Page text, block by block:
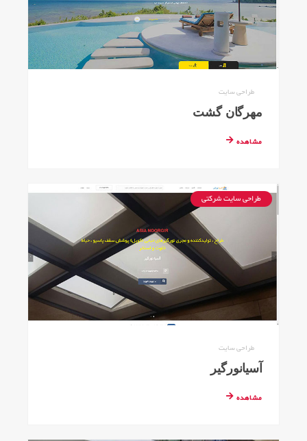
طراحی سایت
مهرگان گشت
مشاهده
طراحی سایت شرکتی
طراحی سایت
آسیانورگیر
مشاهده